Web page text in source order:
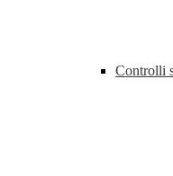
Controlli